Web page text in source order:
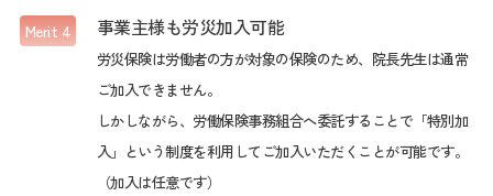
Merit 4 事業主様も労災加入可能
労災保険は労働者の方が対象の保険のため、院長先生は通常
ご加入できません。
しかしながら、労働保険事務組合へ委託することで「特別加
入」という制度を利用してご加入いただくことが可能です。
（加入は任意です）